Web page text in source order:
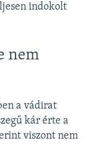
indokolt
nem
a vádirat
kár érte a
viszont nem